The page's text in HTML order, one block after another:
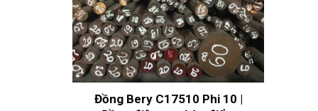
Đồng Bery C17510 Phi 10 |